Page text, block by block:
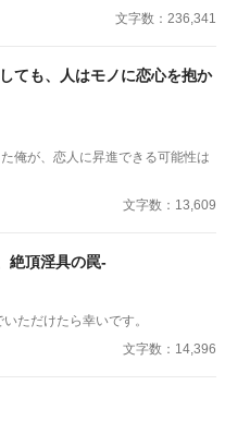
”、“土”の信奉者達が暗躍する 意
ンタジー
文字数：236,341
ても、人はモノに恋心を抱か
俺が、恋人に昇進できる可能性は
文字数：13,609
絶頂淫具の罠-
す。 楽しんでいただけたら幸いです。
文字数：14,396